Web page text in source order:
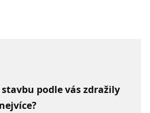
podle vás zdražily
nejvíce?